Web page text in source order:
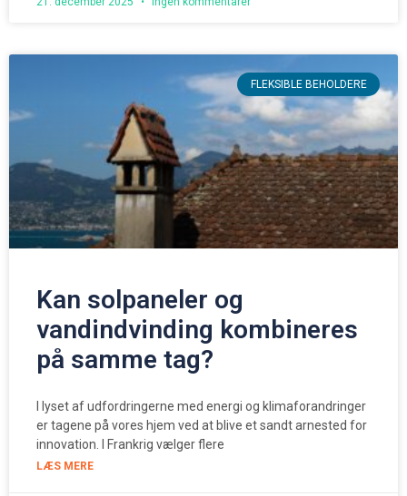
FLEKSIBLE BEHOLDERE
Kan solpaneler og
vandindvinding kombineres
på samme tag?
I lyset af udfordringerne med energi og klimaforandringer
er tagene på vores hjem ved at blive et sandt arnested for
innovation. I Frankrig vælger flere
LÆS MERE